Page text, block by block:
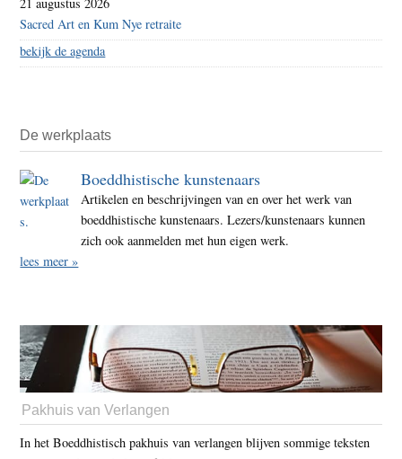
Sacred Art en Kum Nye retraite
bekijk de agenda
De werkplaats
Boeddhistische kunstenaars
Artikelen en beschrijvingen van en over het werk van
boeddhistische kunstenaars. Lezers/kunstenaars kunnen
zich ook aanmelden met hun eigen werk.
lees meer »
Pakhuis van Verlangen
In het Boeddhistisch pakhuis van verlangen blijven sommige teksten